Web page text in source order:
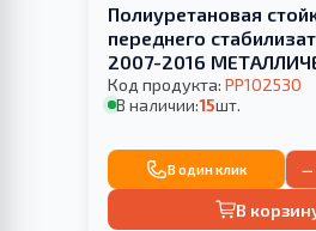
Полиуретановая
переднего
2007-2016
КРОНШТЕЙН
Код продукта: PP102530
В наличии:15шт.
В один клик −
В